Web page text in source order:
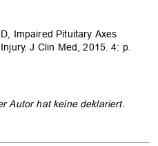
Impaired Pituitary Axes
J Clin Med, 2015. 4: p.
Autor hat keine deklariert.